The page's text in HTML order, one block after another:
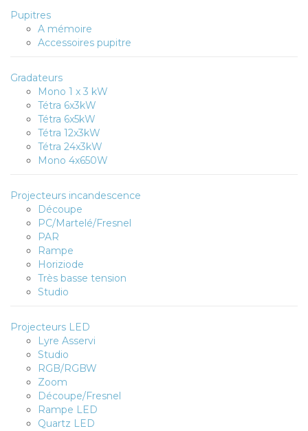
Pupitres
A mémoire
Accessoires pupitre
Gradateurs
Mono 1 x 3 kW
Tétra 6x3kW
Tétra 6x5kW
Tétra 12x3kW
Tétra 24x3kW
Mono 4x650W
Projecteurs incandescence
Découpe
PC/Martelé/Fresnel
PAR
Rampe
Horiziode
Très basse tension
Studio
Projecteurs LED
Lyre Asservi
Studio
RGB/RGBW
Zoom
Découpe/Fresnel
Rampe LED
Quartz LED